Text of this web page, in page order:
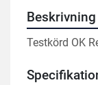
Beskrivning
Testkörd OK